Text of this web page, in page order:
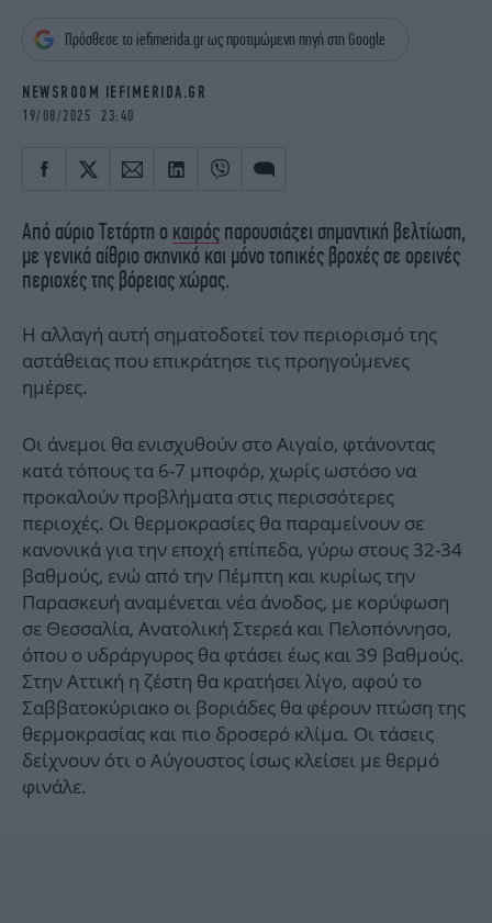
OSCARS
THE OCEAN
Πρόσθεσε το iefimerida.gr ως προτιμώμενη πηγή στη Google
NEWSROOM IEFIMERIDA.GR
19/08/2025 23:40
Από αύριο Τετάρτη ο καιρός παρουσιάζει σημαντική βελτίωση,
με γενικά αίθριο σκηνικό και μόνο τοπικές βροχές σε ορεινές
περιοχές της βόρειας χώρας.
Η αλλαγή αυτή σηματοδοτεί τον περιορισμό της
αστάθειας που επικράτησε τις προηγούμενες
ημέρες.
Οι άνεμοι θα ενισχυθούν στο Αιγαίο, φτάνοντας
κατά τόπους τα 6-7 μποφόρ, χωρίς ωστόσο να
προκαλούν προβλήματα στις περισσότερες
περιοχές. Οι θερμοκρασίες θα παραμείνουν σε
κανονικά για την εποχή επίπεδα, γύρω στους 32-34
βαθμούς, ενώ από την Πέμπτη και κυρίως την
Παρασκευή αναμένεται νέα άνοδος, με κορύφωση
σε Θεσσαλία, Ανατολική Στερεά και Πελοπόννησο,
όπου ο υδράργυρος θα φτάσει έως και 39 βαθμούς.
Στην Αττική η ζέστη θα κρατήσει λίγο, αφού το
Σαββατοκύριακο οι βοριάδες θα φέρουν πτώση της
θερμοκρασίας και πιο δροσερό κλίμα. Οι τάσεις
δείχνουν ότι ο Αύγουστος ίσως κλείσει με θερμό
φινάλε.